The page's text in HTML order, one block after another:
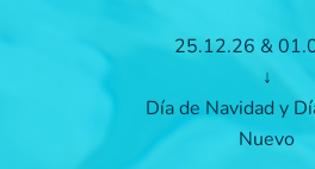
25.12.26 &
↓
Día de Navidad y
Nuevo